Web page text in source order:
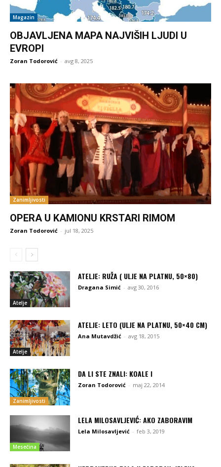
Magazin
OBJAVLJENA MAPA NAJVIŠIH LJUDI U
EVROPI
Zoran Todorović - avg 8, 2025
Zanimljivosti
OPERA U KAMIONU KRSTARI RIMOM
Zoran Todorović - jul 18, 2025
Atelje
ATELJE: RUŽA ( ULJE NA PLATNU, 50×80)
Dragana Simić - avg 30, 2016
Atelje
ATELJE: LETO (ULJE NA PLATNU, 50×40 CM)
Ana Mutavdžić - avg 18, 2015
Zanimljivosti
DA LI STE ZNALI: KOALE I
Zoran Todorović - maj 22, 2014
Mesečina
LELA MILOSAVLJEVIĆ: AKO ZABORAVIM
Lela Milosavljević - feb 3, 2019